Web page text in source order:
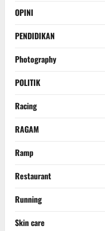
OPINI
PENDIDIKAN
Photography
POLITIK
Racing
RAGAM
Ramp
Restaurant
Running
Skin care